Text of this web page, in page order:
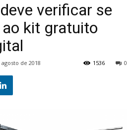
verificar se
kit gratuito
de 2018 0
1536